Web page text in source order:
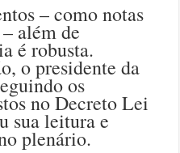
– como notas
além de
é robusta.
o presidente da
os
no Decreto Lei
sua leitura e
plenário.